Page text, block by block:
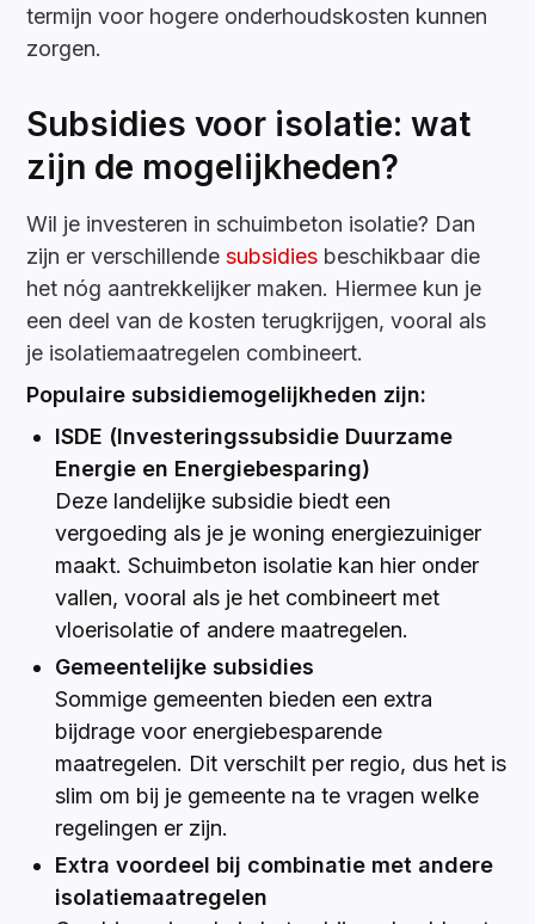
termijn voor hogere onderhoudskosten kunnen
zorgen.
Subsidies voor isolatie: wat
zijn de mogelijkheden?
Wil je investeren in schuimbeton isolatie? Dan
zijn er verschillendesubsidies beschikbaar die
het nóg aantrekkelijker maken. Hiermee kun je
een deel van de kosten terugkrijgen, vooral als
je isolatiemaatregelen combineert.
Populaire subsidiemogelijkheden zijn:
ISDE (Investeringssubsidie Duurzame
Energie en Energiebesparing)
Deze landelijke subsidie biedt een
vergoeding als je je woning energiezuiniger
maakt. Schuimbeton isolatie kan hier onder
vallen, vooral als je het combineert met
vloerisolatie of andere maatregelen.
Gemeentelijke subsidies
Sommige gemeenten bieden een extra
bijdrage voor energiebesparende
maatregelen. Dit verschilt per regio, dus het is
slim om bij je gemeente na te vragen welke
regelingen er zijn.
Extra voordeel bij combinatie met andere
isolatiemaatregelen